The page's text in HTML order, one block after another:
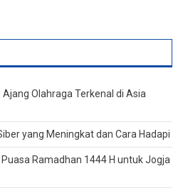
Olahraga Terkenal di Asia
yang Meningkat dan Cara Hadapi
Ramadhan 1444 H untuk Jogja